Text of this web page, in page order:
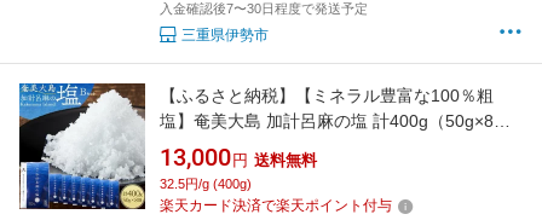
入金確認後7〜30日程度で発送予定
三重県伊勢市
【ふるさと納税】【ミネラル豊富な100％粗
塩】奄美大島 加計呂麻の塩 計400g（50g×8
袋） Bセット | 400g 奄美 奄美大島 マグロ 鮪
瀬戸内町 鹿児島 鹿児島県 九州 送料無料 おすす
め 加計呂麻島 塩 粗塩 無添加 お取り寄せ
13,000 円 送料無料
32.5円/g (400g)
楽天カード決済で楽天ポイント付与